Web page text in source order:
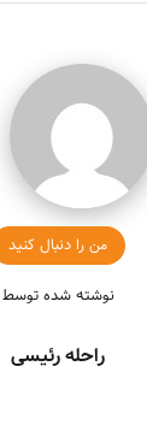
من را دنبال کنید
نوشته شده توسط
راحله رئیسی